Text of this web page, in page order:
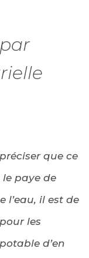
que ce
le paye de
l’eau, il est de
les
d’en